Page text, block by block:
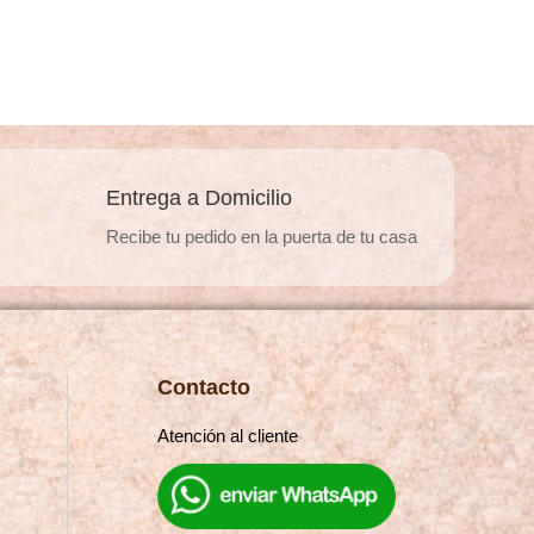
opciones
se
pueden
en
página
de
producto
Entrega a Domicilio
Recibe tu pedido en la puerta de tu casa
Contacto
Atención al cliente